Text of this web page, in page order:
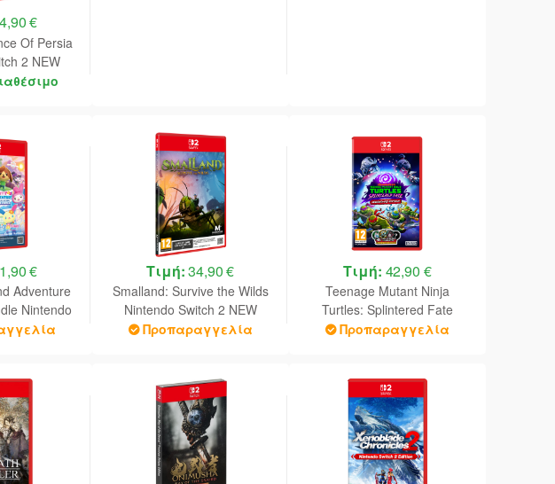
€
Of Persia
2 NEW
€
Adventure
Nintendo
NEW
Τιμή:34,90 €
Smalland: Survive the Wilds
Nintendo Switch 2 NEW
Προπαραγγελία
Τιμή: 42,90 €
Teenage Mutant Ninja
Turtles: Splintered Fate
Legendary Edition Nintendo
Προπαραγγελία